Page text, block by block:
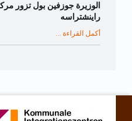
الوزيرة جوزفين بول تزور
راينشتراسه
أكمل القراءة ...